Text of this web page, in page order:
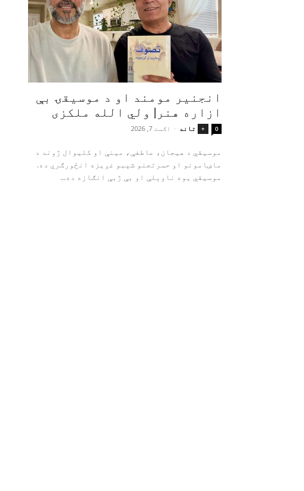
انجنیر مومند او د موسیقۍ بې‌
ازاره هنر| ولي الله ملکزی
+ تاند - اګست 7, 2026 0
موسیقي د هیجان، عاطفې، مینې او کلیوال ژوند د
ماښامونو او حسرتجنو شېبو غږیزه انځورګري ده.
موسیقي یوه ناوېلې او بې‌ ژبې انګازه ده...